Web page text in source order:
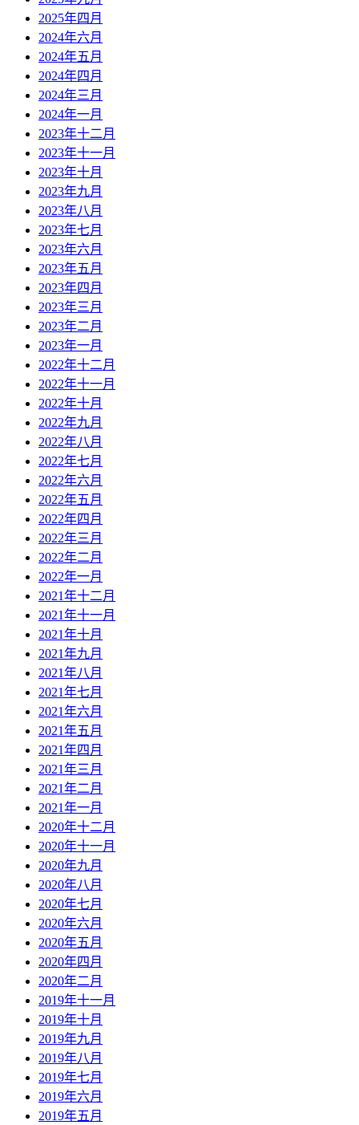
2025年四月
2024年六月
2024年五月
2024年四月
2024年三月
2024年一月
2023年十二月
2023年十一月
2023年十月
2023年九月
2023年八月
2023年七月
2023年六月
2023年五月
2023年四月
2023年三月
2023年二月
2023年一月
2022年十二月
2022年十一月
2022年十月
2022年九月
2022年八月
2022年七月
2022年六月
2022年五月
2022年四月
2022年三月
2022年二月
2022年一月
2021年十二月
2021年十一月
2021年十月
2021年九月
2021年八月
2021年七月
2021年六月
2021年五月
2021年四月
2021年三月
2021年二月
2021年一月
2020年十二月
2020年十一月
2020年九月
2020年八月
2020年七月
2020年六月
2020年五月
2020年四月
2020年二月
2019年十一月
2019年十月
2019年九月
2019年八月
2019年七月
2019年六月
2019年五月